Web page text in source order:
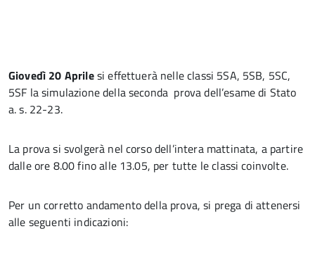
Giovedì 20 Aprilesi effettuerà nelle classi 5SA, 5SB, 5SC,
5SF la simulazione della seconda prova dell’esame di Stato
a. s. 22-23.
La prova si svolgerà nel corso dell’intera mattinata, a partire
dalle ore 8.00 fino alle 13.05, per tutte le classi coinvolte.
Per un corretto andamento della prova, si prega di attenersi
alle seguenti indicazioni: